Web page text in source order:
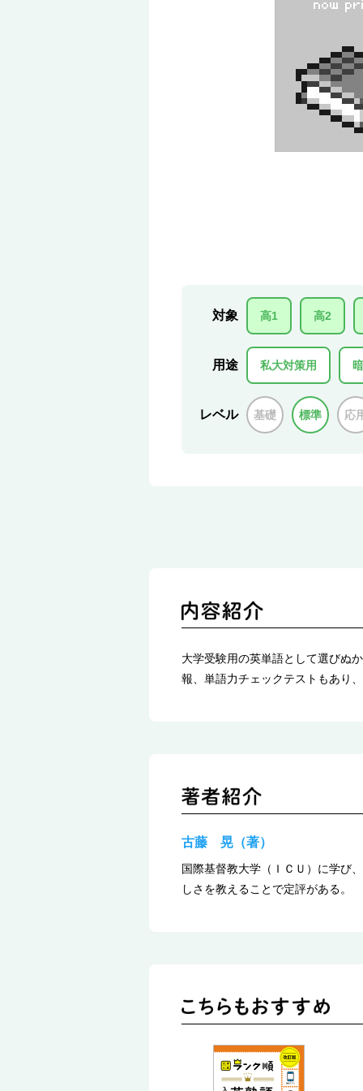
対象 高1 高2
用途 私大対策用
レベル 基礎 標準 応
大学受験用の英単語として選びぬ
報、単語力チェックテストもあり
古藤 晃（著）
国際基督教大学（ＩＣＵ）に学び
しさを教えることで定評がある。